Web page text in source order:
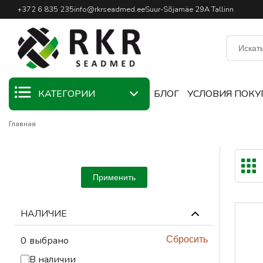
Профессиональный
+372 6 835 235info@rkrseadmed.eeSuur-Sõjamäe 29A Tallinn
КАТЕГОРИИ
МАТЕРИАЛЫ
СВАРОЧНЫЕ
СВАРОЧНОЕ
ОБОРУДОВАНИЕ
СВАРОЧНЫЕ
БЛОГ УСЛОВИЯ
Главная
Применить
НАЛИЧИЕ
0 выбрано Сбросить
В наличии